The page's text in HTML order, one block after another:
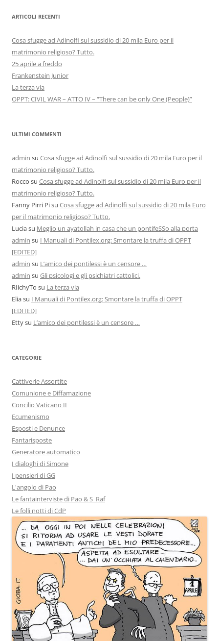
ARTICOLI RECENTI
Cosa sfugge ad Adinolfi sul sussidio di 20 mila Euro per il
matrimonio religioso? Tutto.
25 aprile a freddo
Frankenstein Junior
La terza via
OPPT: CIVIL WAR – ATTO IV – “There can be only One (People)”
ULTIMI COMMENTI
admin su Cosa sfugge ad Adinolfi sul sussidio di 20 mila Euro per il
matrimonio religioso? Tutto.
Rocco su Cosa sfugge ad Adinolfi sul sussidio di 20 mila Euro per il
matrimonio religioso? Tutto.
Fanny Pirri Pisu Cosa sfugge ad Adinolfi sul sussidio di 20 mila Euro
per il matrimonio religioso? Tutto.
Luciasu Meglio un ayatollah in casa che un pontifeSSo alla porta
admin su I Manuali di Pontilex.org: Smontare la truffa di OPPT
[EDITED]
admin su L’amico dei pontilessi è un censore …
admin su Gli psicologi e gli psichiatri cattolici.
RIichyTo su La terza via
Eliasu I Manuali di Pontilex.org: Smontare la truffa di OPPT
[EDITED]
Ettysu L’amico dei pontilessi è un censore …
CATEGORIE
Cattiverie Assortite
Comunione e Diffamazione
Concilio Vaticano II
Ecumenismo
Esposti e Denunce
Fantarisposte
Generatore automatico
I dialoghi di Simone
I pensieri di GG
L'angolo di Pao
Le fantainterviste di Pao & S_Raf
Le folli notti di CdP